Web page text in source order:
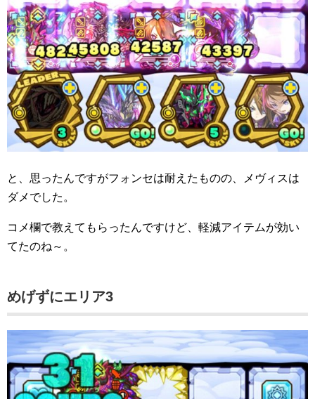
と、思ったんですがフォンセは耐えたものの、メヴィスは
ダメでした。
コメ欄で教えてもらったんですけど、軽減アイテムが効い
てたのね～。
めげずにエリア3